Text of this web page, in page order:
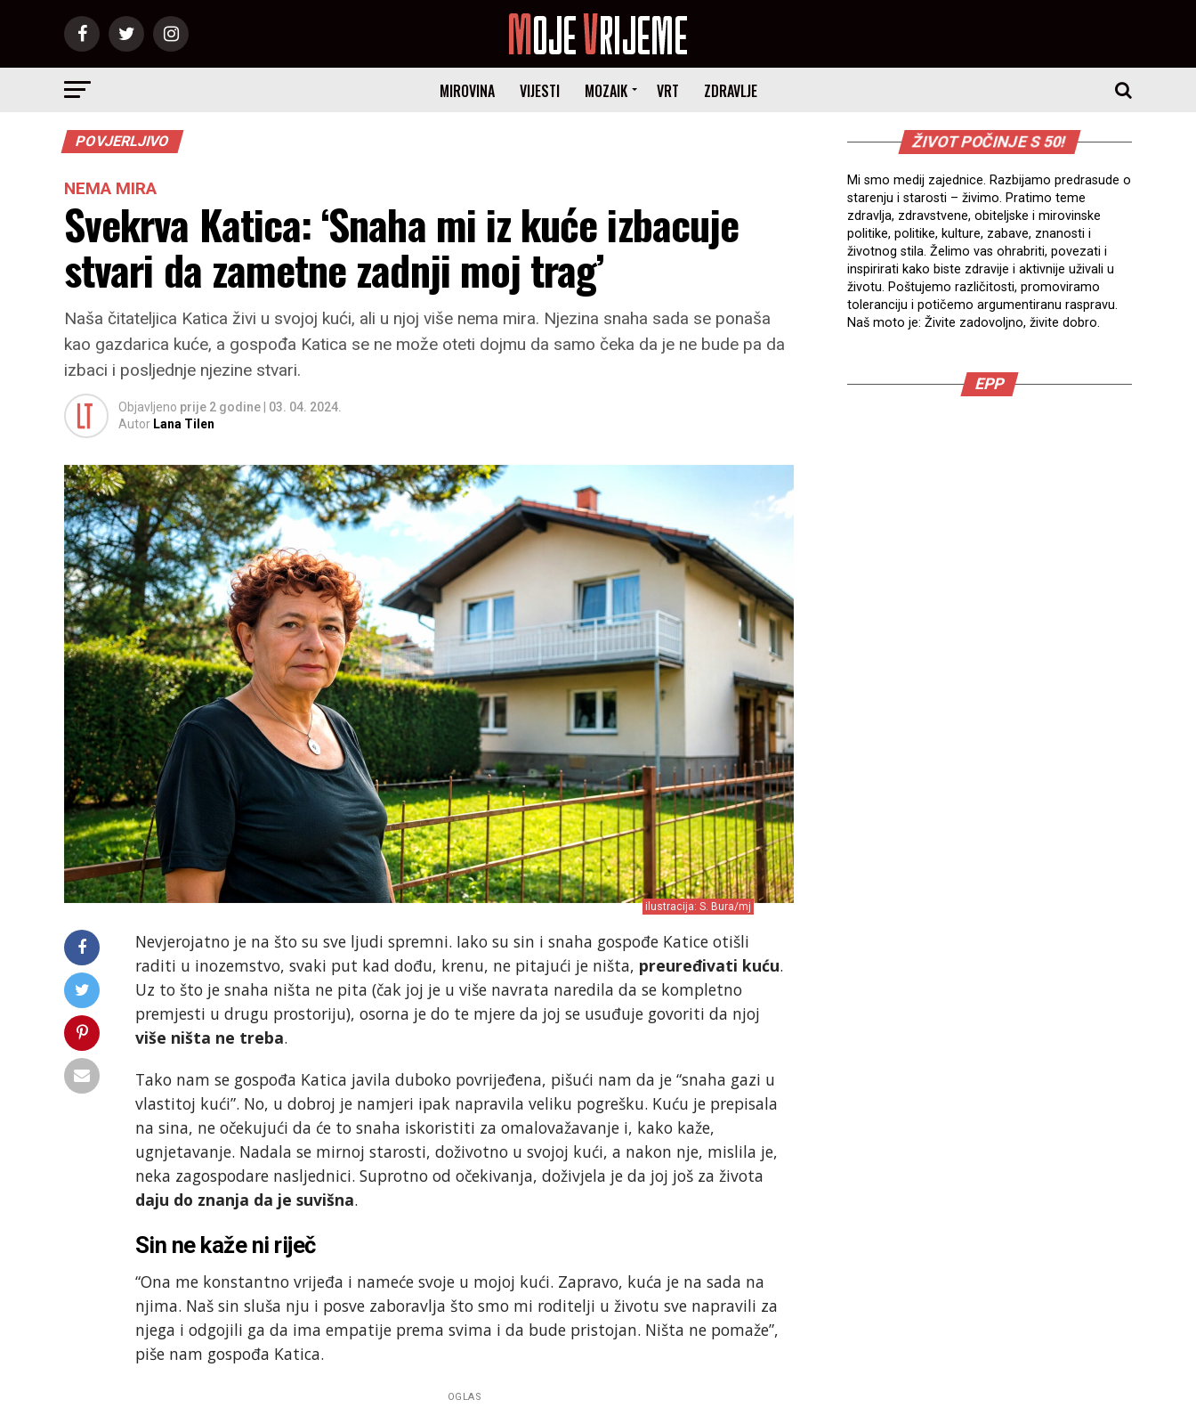
MIROVINA VIJESTI MOZAIK VRT ZDRAVLJE
POVJERLJIVO
NEMA MIRA
Svekrva Katica: ‘Snaha mi iz kuće izbacuje
stvari da zametne zadnji moj trag’
Naša čitateljica Katica živi u svojoj kući, ali u njoj više nema mira. Njezina snaha sada se ponaša
kao gazdarica kuće, a gospođa Katica se ne može oteti dojmu da samo čeka da je ne bude pa da
izbaci i posljednje njezine stvari.
Objavljeno prije 2 godine
03. 04. 2024.
Autor Lana Tilen
ilustracija: S. Bura/mj
Nevjerojatno je na što su sve ljudi spremni. Iako su sin i snaha gospođe Katice otišli
raditi u inozemstvo, svaki put kad dođu, krenu, ne pitajući je ništa, preuređivati kuću.
Uz to što je snaha ništa ne pita (čak joj je u više navrata naredila da se kompletno
premjesti u drugu prostoriju), osorna je do te mjere da joj se usuđuje govoriti da njoj
više ništa ne treba.
Tako nam se gospođa Katica javila duboko povrijeđena, pišući nam da je “snaha gazi u
vlastitoj kući”. No, u dobroj je namjeri ipak napravila veliku pogrešku. Kuću je prepisala
na sina, ne očekujući da će to snaha iskoristiti za omalovažavanje i, kako kaže,
ugnjetavanje. Nadala se mirnoj starosti, doživotno u svojoj kući, a nakon nje, mislila je,
neka zagospodare nasljednici. Suprotno od očekivanja, doživjela je da joj još za života
daju do znanja da je suvišna.
Sin ne kaže ni riječ
“Ona me konstantno vrijeđa i nameće svoje u mojoj kući. Zapravo, kuća je na sada na
njima. Naš sin sluša nju i posve zaboravlja što smo mi roditelji u životu sve napravili za
njega i odgojili ga da ima empatije prema svima i da bude pristojan. Ništa ne pomaže”,
piše nam gospođa Katica.
OGLAS
ŽIVOT POČINJE S 50!
Mi smo medij zajednice. Razbijamo predrasude o
starenju i starosti – živimo. Pratimo teme
zdravlja, zdravstvene, obiteljske i mirovinske
politike, politike, kulture, zabave, znanosti i
životnog stila. Želimo vas ohrabriti, povezati i
inspirirati kako biste zdravije i aktivnije uživali u
životu. Poštujemo različitosti, promoviramo
toleranciju i potičemo argumentiranu raspravu.
Naš moto je: Živite zadovoljno, živite dobro.
EPP